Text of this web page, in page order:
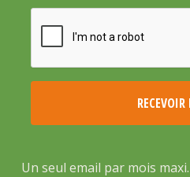
Un seul email par mois